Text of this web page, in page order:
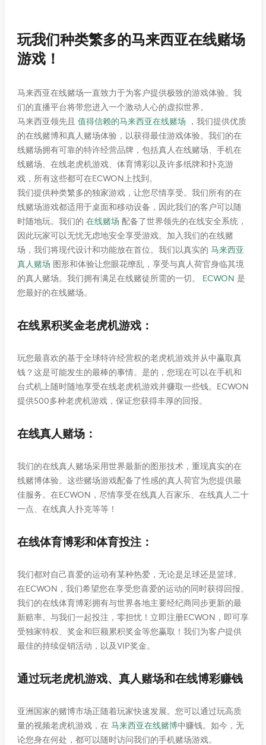
5. 点击“结账”按钮。
6. 输入您的收货地址。。
7. 继续结账。
玩我们种类繁多的马来西亚在线赌场
游戏！
马来西亚在线赌场一直致力于为客户提供极致的游戏体验。我
们的直播平台将带您进入一个激动人心的虚拟世界。
马来西亚领先且 值得信赖的马来西亚在线赌场 ，我们提供优质
的在线赌博和真人赌场体验，以获得最佳游戏体验。我们的在
线赌场拥有可靠的特许经营品牌，包括真人在线赌场、手机在
线赌场、在线老虎机游戏、体育博彩以及许多纸牌和扑克游
戏，所有这些都可在ECWON上找到。
我们提供种类繁多的独家游戏，让您尽情享受。我们所有的在
线赌场游戏都适用于桌面和移动设备，因此我们的客户可以随
时随地玩。我们的 在线赌场 配备了世界领先的在线安全系统，
因此玩家可以无忧无虑地安全享受游戏。加入我们的在线赌
场，我们将现代设计和功能放在首位。我们以真实的 马来西亚
真人赌场 图形和体验让您眼花缭乱，享受与真人荷官身临其境
的真人赌场。我们拥有满足在线赌徒所需的一切。
ECWON 是
您最好的在线赌场。
在线累积奖金老虎机游戏：
玩您最喜欢的基于全球特许经营权的老虎机游戏并从中赢取真
钱？这是可能发生的最棒的事情。是的，您现在可以在手机和
台式机上随时随地享受在线老虎机游戏并赚取一些钱。ECWON
提供500多种老虎机游戏，保证您获得丰厚的回报。
在线真人赌场：
我们的在线真人赌场采用世界最新的图形技术，重现真实的在
线赌博体验。这些赌场游戏配备了性感的真人荷官为您提供最
佳服务。在ECWON，尽情享受在线真人百家乐、在线真人二十
一点、在线真人扑克等等！
在线体育博彩和体育投注：
我们都对自己喜爱的运动有某种热爱，无论是足球还是篮球。
在ECWON，我们希望您在享受您喜爱的运动的同时获得回报。
我们的在线体育博彩拥有与世界各地主要经纪商同步更新的最
新赔率。与我们一起投注，零担忧！立即注册ECWON，即可享
受独家特权、奖金和巨额累积奖金等您赢取！我们为客户提供
最佳的持续促销活动，以及VIP奖金。
通过玩老虎机游戏、真人赌场和在线博彩赚钱
亚洲国家的赌博市场正随着玩家快速发展。您可以通过玩高质
量的视频老虎机游戏，在 马来西亚在线赌博中赚钱。如今，无
论您身在何处，都可以随时访问我们的手机赌场游戏。